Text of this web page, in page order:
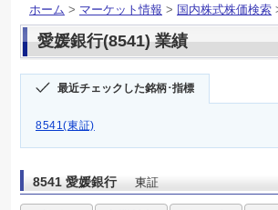
ホーム > マーケット情報 > 国内株式株価検索
愛媛銀行(8541) 業績
最近チェックした銘柄･指標
8541(東証)
8541 愛媛銀行 東証